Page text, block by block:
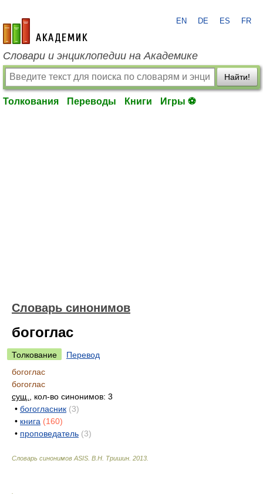
academic.ru
EN DE ES FR
Словари и энциклопедии на Академике
Найти!
Толкования Переводы Книги Игры ⚽
Словарь синонимов
богоглас
Толкование
Перевод
богоглас
богоглас
сущ.
, кол-во синонимов: 3
• богогласник (3)
• книга (160)
• проповедатель (3)
Словарь синонимов ASIS. В.Н. Тришин 2013